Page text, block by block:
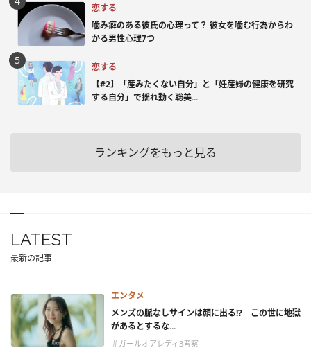
恋する
噛み癖のある彼氏の心理って？ 彼女を噛む行為からわ
かる男性心理7つ
恋する
【#2】「産みたくない自分」と「妊産婦の健康を研究
する自分」で揺れ動く聡美...
ランキングをもっと見る
LATEST
最新の記事
エンタメ
メンズの脈なしサインは顔に出る!? この世に地獄
があるとするな...
＃ガールオアレディ3考察